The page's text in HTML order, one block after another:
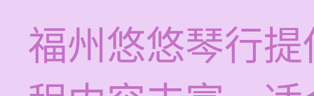
福州悠悠琴行